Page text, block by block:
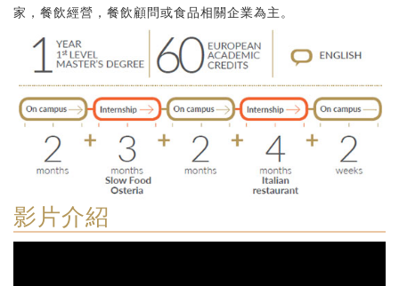
家，餐飲經營，餐飲顧問或食品相關企業為主。
影片介紹